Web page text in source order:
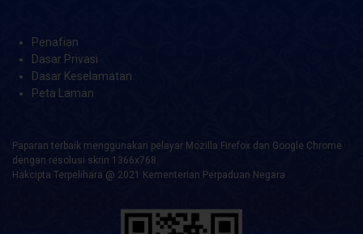
Penafian
Dasar Privasi
Dasar Keselamatan
Peta Laman
Paparan terbaik menggunakan pelayar Mozilla Firefox dan Google Chrome
dengan resolusi skrin 1366x768.
Hakcipta Terpelihara @ 2021 Kementerian Perpaduan Negara